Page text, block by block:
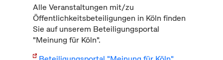
Alle Veranstaltungen mit/zu
Öffentlichkeitsbeteiligungen in Köln finden
Sie auf unserem Beteiligungsportal
"Meinung für Köln".